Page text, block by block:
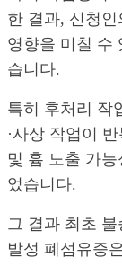
한 결과, 신청
영향을 미칠 수
습니다.
특히 후처리 작
·사상 작업이
및 흄 노출 가
었습니다.
그 결과 최초
발성 폐섬유증